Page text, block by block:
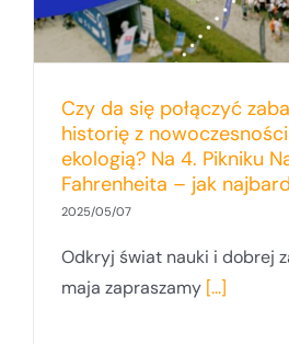
Czy da się połączyć
historię z
ekologią? Na 4. Pikniku
Fahrenheita – jak
2025/05/07
Odkryj świat nauki i dobrej
maja zapraszamy [...]